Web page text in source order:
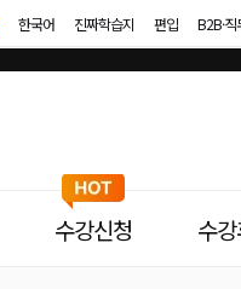
한국어 진짜학습지 편입 B2B·
수강신청 수